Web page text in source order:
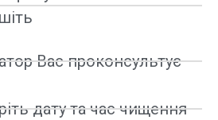
Вас проконсультує
дату та час чищення